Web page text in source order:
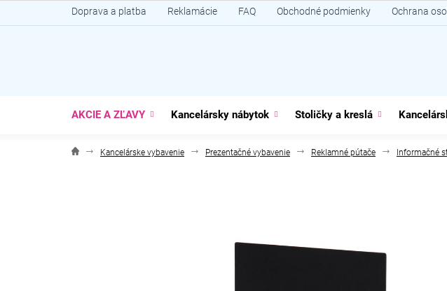
na
Doprava a platba Reklamácie FAQ Obchodné podmienky Ochrana
AKCIE A ZĽAVY Kancelársky nábytok Stoličky a kreslá
Kancelárske vybavenie Prezentačné vybavenie Reklamné pútače Informačné